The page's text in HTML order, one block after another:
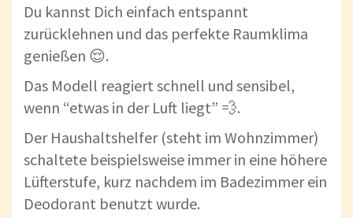
Du kannst Dich einfach entspannt
zurücklehnen und das perfekte Raumklima
genießen 😌.
Das Modell reagiert schnell und sensibel,
wenn “etwas in der Luft liegt” 💨.
Der Haushaltshelfer (steht im Wohnzimmer)
schaltete beispielsweise immer in eine höhere
Lüfterstufe, kurz nachdem im Badezimmer ein
Deodorant benutzt wurde.